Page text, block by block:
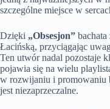
szczególne miejsce w
Dzięki „Obsesjon” bachata
Łacińską, przyciągając
Ten utwór nadal pozostaje
pojawia się na wielu
w rozwijaniu i promowaniu
jest niezaprzeczalne.